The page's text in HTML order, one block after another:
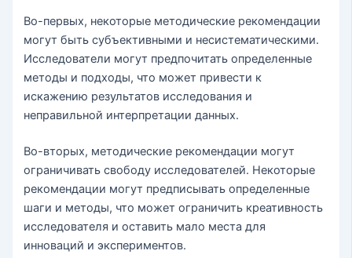
Во-первых, некоторые методические рекомендации
могут быть субъективными и несистематическими.
Исследователи могут предпочитать определенные
методы и подходы, что может привести к
искажению результатов исследования и
неправильной интерпретации данных.
Во-вторых, методические рекомендации могут
ограничивать свободу исследователей. Некоторые
рекомендации могут предписывать определенные
шаги и методы, что может ограничить креативность
исследователя и оставить мало места для
инноваций и экспериментов.